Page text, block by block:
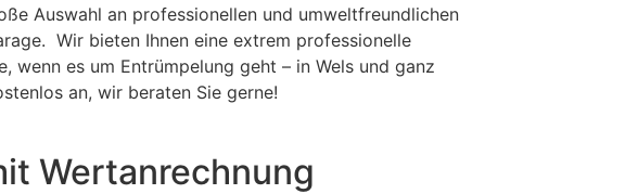
Auswahl an professionellen und umweltfreundlichen
Wir bieten Ihnen eine extrem professionelle
wenn es um Entrümpelung geht – in Wels und ganz
an, wir beraten Sie gerne!
Wertanrechnung